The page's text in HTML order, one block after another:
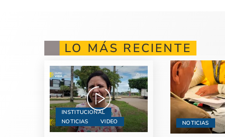
LO MÁS RECIENTE
INSTITUCIONAL
NOTICIAS
VIDEO NOTICIAS